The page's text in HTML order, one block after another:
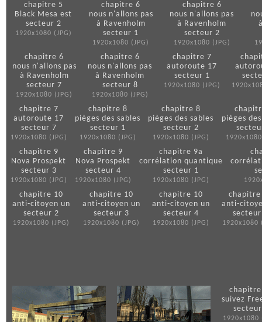
chapitre 5
Black Mesa est
secteur 2
1920x1080 (JPG)
chapitre 6
nous n'allons pas
à Ravenholm
secteur 1
1920x1080 (JPG)
chapitre 6
nous n'allons pas
à Ravenholm
secteur 2
1920x1080 (JPG)
chapitre 6
nous n'allons pas
à Ravenholm
secteur 7
1920x1080 (JPG)
chapitre 6
nous n'allons pas
à Ravenholm
secteur 8
1920x1080 (JPG)
chapitre 7
autoroute 17
secteur 1
1920x1080 (JPG)
chapitre 7
autoroute 17
secteur 7
1920x1080 (JPG)
chapitre 8
pièges des sables
secteur 1
1920x1080 (JPG)
chapitre 8
pièges des sables
secteur 2
1920x1080 (JPG)
pièges
chapitre 9
Nova Prospekt
secteur 3
1920x1080 (JPG)
chapitre 9
Nova Prospekt
secteur 4
1920x1080 (JPG)
chapitre 9a
corrélation quantique
secteur 1
1920x1080 (JPG)
chapitre 10
anti-citoyen un
secteur 2
1920x1080 (JPG)
chapitre 10
anti-citoyen un
secteur 3
1920x1080 (JPG)
chapitre 10
anti-citoyen un
secteur 4
1920x1080 (JPG)
chapitre
anti-
1920x1080
suivez
1920x1080